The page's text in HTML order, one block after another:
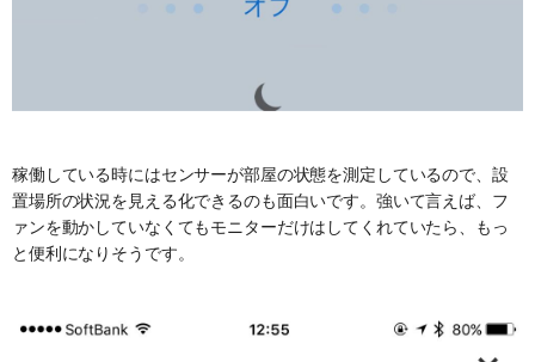
稼働している時にはセンサーが部屋の状態を測定しているので、設
置場所の状況を見える化できるのも面白いです。強いて言えば、フ
ァンを動かしていなくてもモニターだけはしてくれていたら、もっ
と便利になりそうです。